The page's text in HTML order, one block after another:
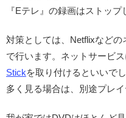
『Eテレ』の録画はストップ
対策としては、Netflixなど
で行います。ネットサービ
Stickを取り付けるといいで
多く見る場合は、別途プレ